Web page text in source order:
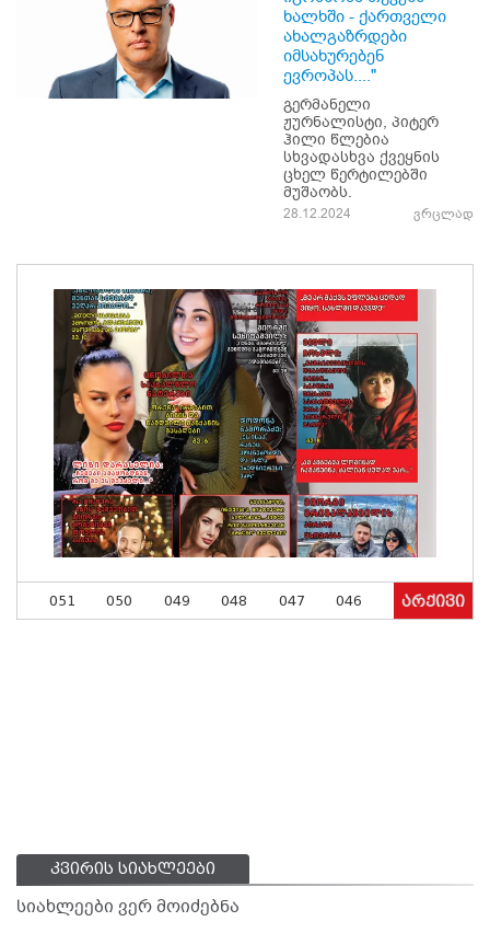
ხალხში - ქართველი
ახალგაზრდები
იმსახურებენ
ევროპას...."
გერმანელი
ჟურნალისტი, პიტერ
ჰილი წლებია
სხვადასხვა ქვეყნის
ცხელ წერტილებში
მუშაობს.
28.12.2024 ვრცლად
051 050 049 048 047 046 არქივი
კვირის სიახლეები
სიახლეები ვერ მოიძებნა